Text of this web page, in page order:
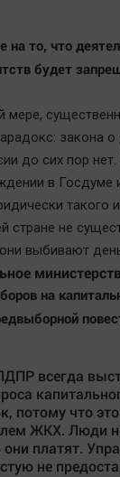
на то, что
будет
мере,
закона о
до сих пор нет.
в Госдуме
такого
стране не
выбивают
на
всегда
потому что
ЖКХ. Люди
они платят.
не